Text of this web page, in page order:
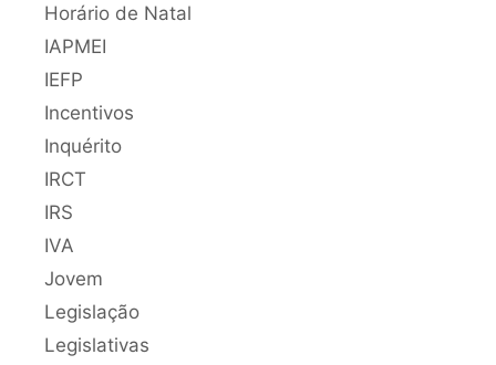
Horário de Natal
IAPMEI
IEFP
Incentivos
Inquérito
IRCT
IRS
IVA
Jovem
Legislação
Legislativas